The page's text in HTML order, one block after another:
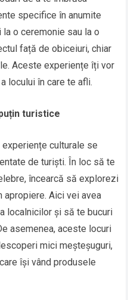
specifice în anumite
o ceremonie sau la o
față de obiceiuri, chiar
Aceste experiențe îți vor
locului în care te afli.
turistice
culturale se
de turiști. În loc să te
încearcă să explorezi
Aici vei avea
localnicilor și să te bucuri
asemenea, aceste locuri
mici meșteșuguri,
își vând produsele